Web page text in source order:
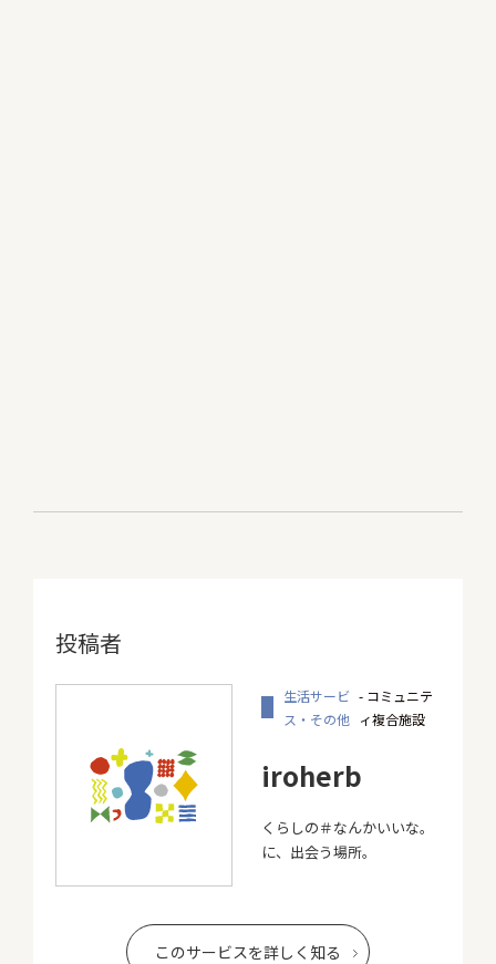
投稿者
iroherb
生活サービ
ス・その他
- コミュニテ
ィ複合施設
くらしの＃なんかいいな。
に、出会う場所。
このサービスを詳しく知る